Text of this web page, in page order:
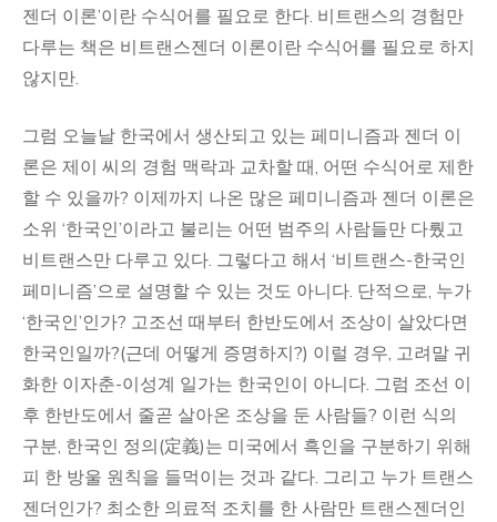
젠더 이론’이란 수식어를 필요로 한다. 비트랜스의 경험만
다루는 책은 비트랜스젠더 이론이란 수식어를 필요로 하지
않지만.
그럼 오늘날 한국에서 생산되고 있는 페미니즘과 젠더 이
론은 제이 씨의 경험 맥락과 교차할 때, 어떤 수식어로 제한
할 수 있을까? 이제까지 나온 많은 페미니즘과 젠더 이론은
소위 ‘한국인’이라고 불리는 어떤 범주의 사람들만 다뤘고
비트랜스만 다루고 있다. 그렇다고 해서 ‘비트랜스-한국인
페미니즘’으로 설명할 수 있는 것도 아니다. 단적으로, 누가
‘한국인’인가? 고조선 때부터 한반도에서 조상이 살았다면
한국인일까?(근데 어떻게 증명하지?) 이럴 경우, 고려말 귀
화한 이자춘-이성계 일가는 한국인이 아니다. 그럼 조선 이
후 한반도에서 줄곧 살아온 조상을 둔 사람들? 이런 식의
구분, 한국인 정의(定義)는 미국에서 흑인을 구분하기 위해
피 한 방울 원칙을 들먹이는 것과 같다. 그리고 누가 트랜스
젠더인가? 최소한 의료적 조치를 한 사람만 트랜스젠더인